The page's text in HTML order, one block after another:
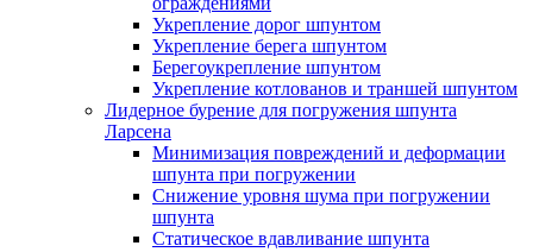
Укрепление дорог шпунтом
Укрепление берега шпунтом
Берегоукрепление шпунтом
Укрепление котлованов и траншей шпунтом
Лидерное бурение для погружения шпунта
Ларсена
Минимизация повреждений и деформации
шпунта при погружении
Снижение уровня шума при погружении
шпунта
Статическое вдавливание шпунта